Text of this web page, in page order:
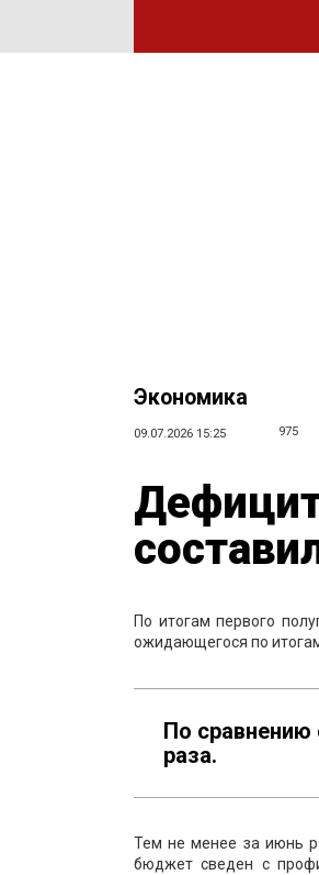
Экономика
09.07.2026 15:25 975
По итогам первого
ожидающегося по
По
раза.
Тем не менее за июнь
бюджет сведен с